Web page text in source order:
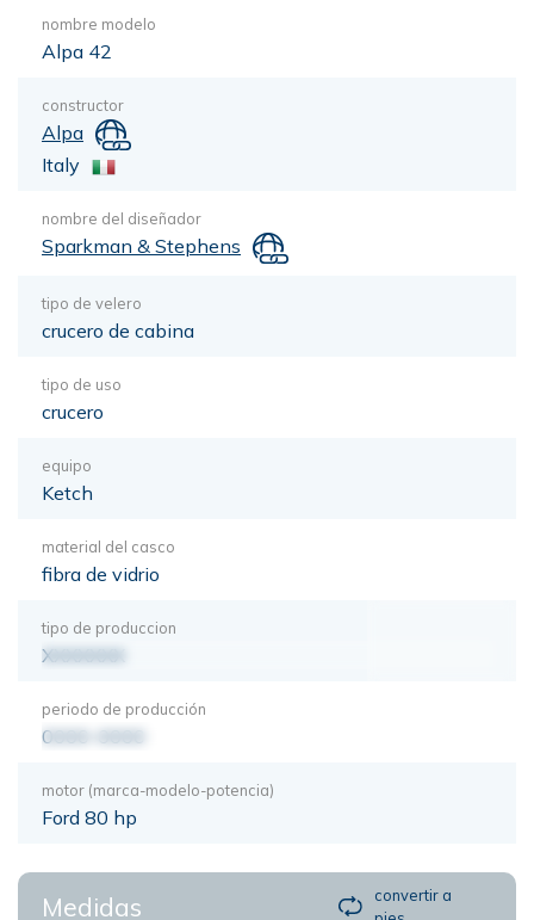
nombre modelo
Alpa 42
constructor
Alpa
Italy
nombre del diseñador
Sparkman & Stephens
tipo de velero
crucero de cabina
tipo de uso
crucero
equipo
Ketch
material del casco
fibra de vidrio
tipo de produccion
XXXXXXX
periodo de producción
0000-0000
motor (marca-modelo-potencia)
Ford 80 hp
Medidas
convertir a